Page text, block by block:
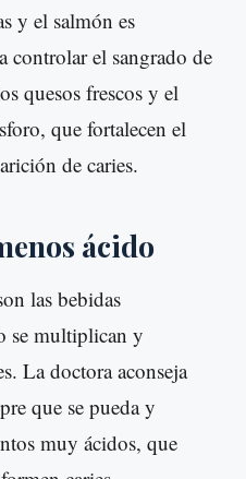
y el salmón es
controlar el sangrado de
quesos frescos y el
que fortalecen el
de caries.
ácido
las bebidas
se multiplican y
La doctora aconseja
que se pueda y
muy ácidos, que